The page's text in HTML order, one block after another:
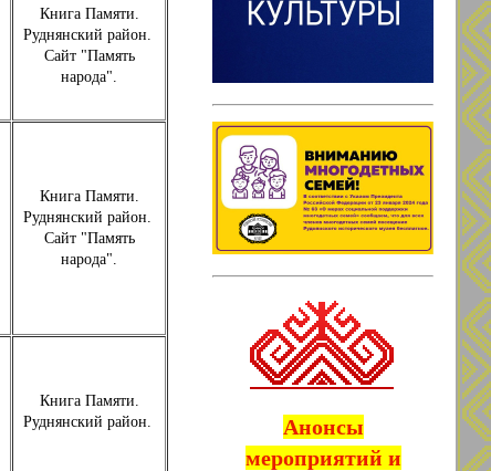
Книга Памяти.
Руднянский район.
Сайт "Память
народа".
Книга Памяти.
Руднянский район.
Сайт "Память
народа".
Книга Памяти.
Руднянский район.
Анонсы
мероприятий и